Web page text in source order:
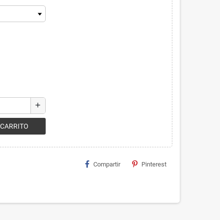
add
Compartir Pinterest